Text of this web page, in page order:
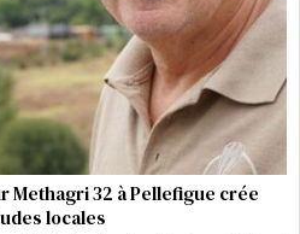
Methagri 32 à Pellefigue crée
locales